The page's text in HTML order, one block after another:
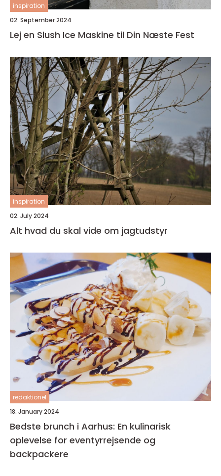
inspiration
02. September 2024
Lej en Slush Ice Maskine til Din Næste Fest
inspiration
02. July 2024
Alt hvad du skal vide om jagtudstyr
redaktionel
18. January 2024
Bedste brunch i Aarhus: En kulinarisk
oplevelse for eventyrrejsende og
backpackere